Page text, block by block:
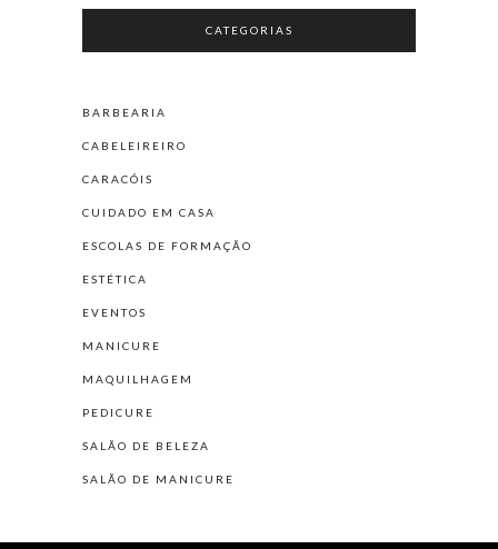
CATEGORIAS
BARBEARIA
CABELEIREIRO
CARACÓIS
CUIDADO EM CASA
ESCOLAS DE FORMAÇÃO
ESTÉTICA
EVENTOS
MANICURE
MAQUILHAGEM
PEDICURE
SALÃO DE BELEZA
SALÃO DE MANICURE